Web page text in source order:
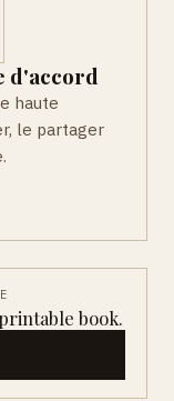
d'accord
haute
le partager
book.